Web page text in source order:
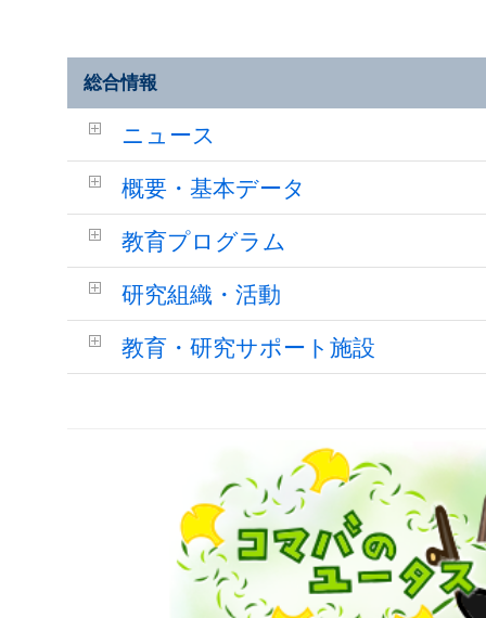
総合情報
ニュース
概要・基本データ
教育プログラム
研究組織・活動
教育・研究サポート施設